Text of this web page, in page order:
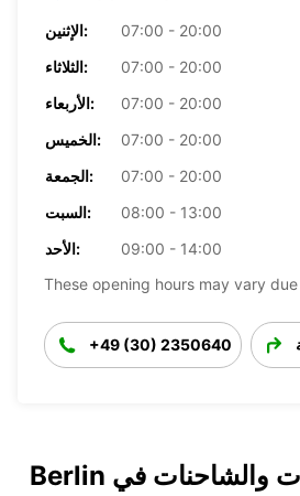
الإثنين:
07:00 - 20:00
الثلاثاء:
07:00 - 20:00
الأربعاء:
07:00 - 20:00
الخميس:
07:00 - 20:00
الجمعة:
07:00 - 20:00
السبت:
08:00 - 13:00
الأحد:
09:00 - 14:00
These opening hours may vary
+49 (30) 2350640
استئجار السيارات والشاحنات في Berlin